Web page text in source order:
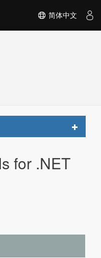
简体中文
Toggle
for .NET